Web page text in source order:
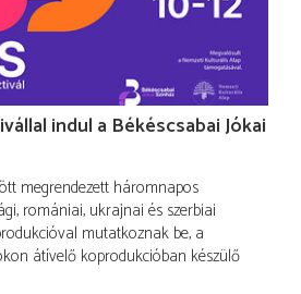
indul a Békéscsabai Jókai
megrendezett háromnapos
romániai, ukrajnai és szerbiai
mutatkoznak be, a
átívelő koprodukcióban készülő